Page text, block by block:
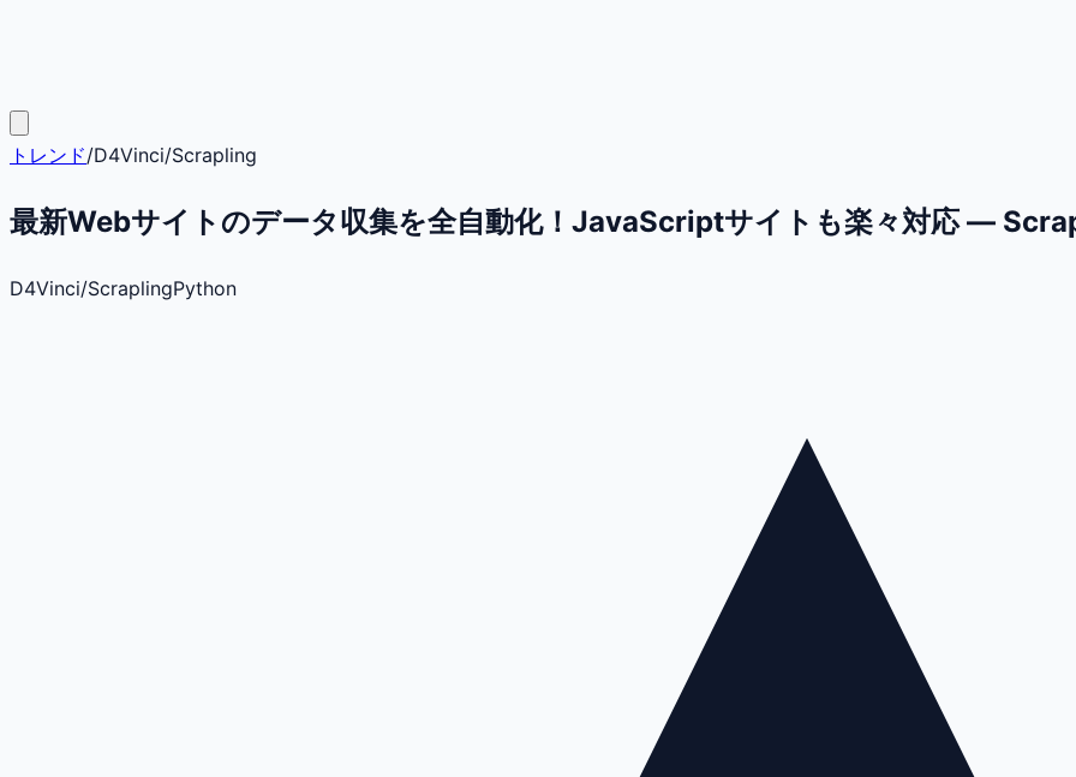
トレンド/D4Vinci/Scrapling
最新Webサイトのデータ収集を全自動化！JavaScriptサイトも楽々対応 —
D4Vinci/ScraplingPython